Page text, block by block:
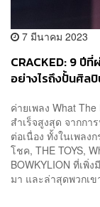
7 มีนาคม 2023
CRACKED: 9 ปี
อย่างไรถึงปั้นศิล
ค่ายเพลง What
สำเร็จสูงสุด จากก
ต่อเนื่อง ทั้งในเพล
โชค, THE TOYS,
BOWKYLION ที่เพิ่
มา และล่าสุดพวกเ